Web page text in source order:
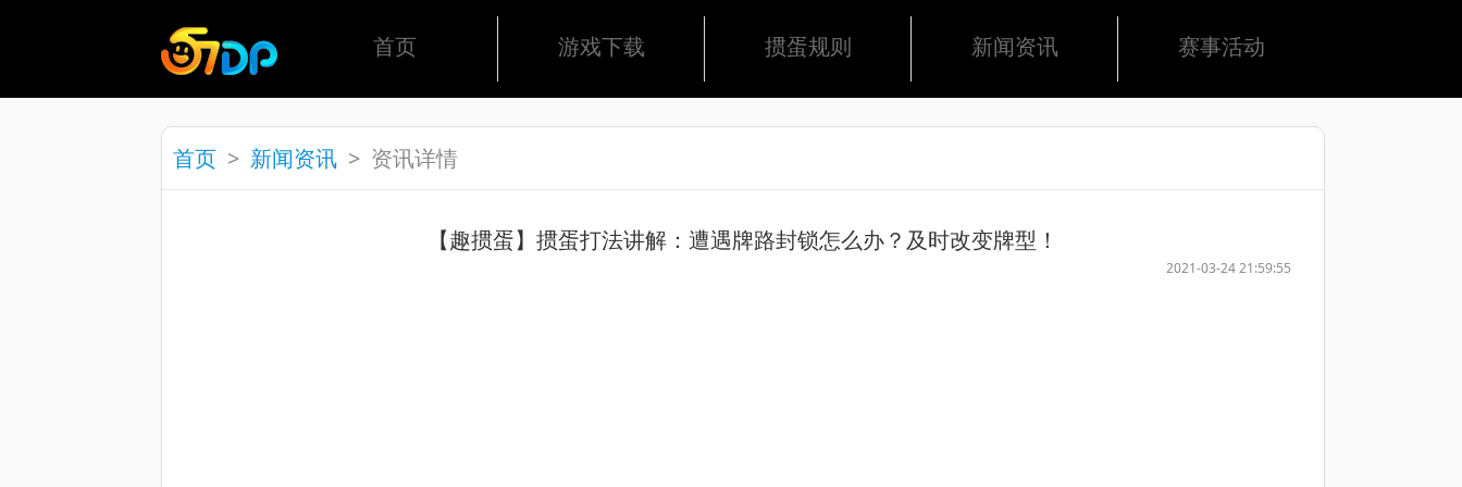
首页 游戏下载 掼蛋规则 新闻资讯 赛事活动
首页 > 新闻资讯 > 资讯详情
【趣掼蛋】掼蛋打法讲解：遭遇牌路封锁怎么办？及时改变牌型！
2021-03-24 21:59:55